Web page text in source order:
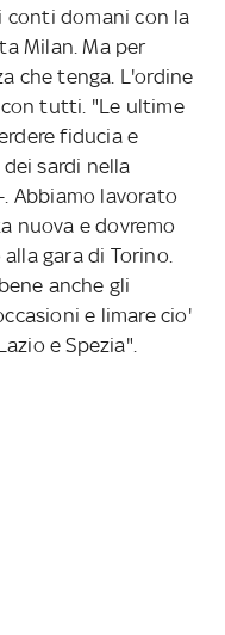
conti domani con la
Milan. Ma per
che tenga. L'ordine
tutti. "Le ultime
fiducia e
sardi nella
Abbiamo lavorato
nuova e dovremo
gara di Torino.
anche gli
e limare cio'
e Spezia".